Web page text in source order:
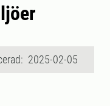
2025-02-05